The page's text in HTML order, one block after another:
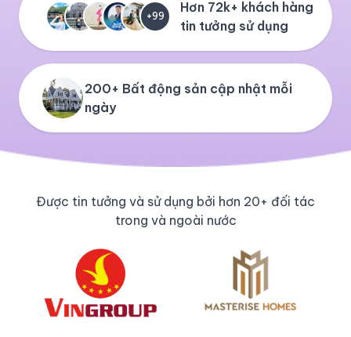
+99
Hơn 72k+ khách hàng
tin tưởng sử dụng
200+ Bất động sản cập nhật mỗi
ngày
Được tin tưởng và sử dụng bởi hơn 20+ đối tác
trong và ngoài nước